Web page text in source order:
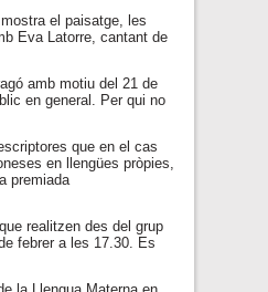
el paisatge, les
Eva Latorre, cantant de
amb motiu del 21 de
en general. Per qui no
que en el cas
en llengües pròpies,
premiada
realitzen des del grup
febrer a les 17.30. Es